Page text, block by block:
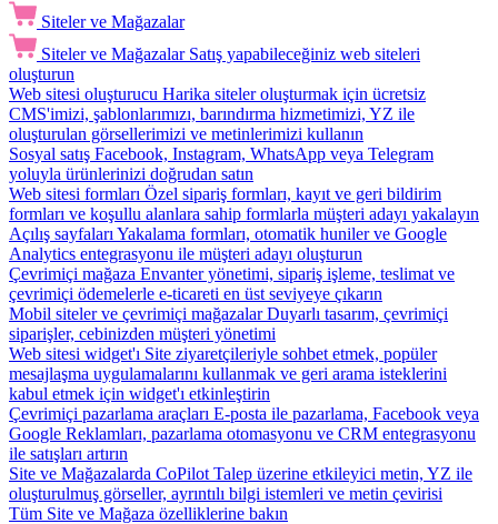
Siteler ve Mağazalar
Siteler ve Mağazalar Satış yapabileceğiniz web siteleri
oluşturun
Web sitesi oluşturucu Harika siteler oluşturmak için ücretsiz
CMS'imizi, şablonlarımızı, barındırma hizmetimizi, YZ ile
oluşturulan görsellerimizi ve metinlerimizi kullanın
Sosyal satış Facebook, Instagram, WhatsApp veya Telegram
yoluyla ürünlerinizi doğrudan satın
Web sitesi formları Özel sipariş formları, kayıt ve geri bildirim
formları ve koşullu alanlara sahip formlarla müşteri adayı yakalayın
Açılış sayfaları Yakalama formları, otomatik huniler ve Google
Analytics entegrasyonu ile müşteri adayı oluşturun
Çevrimiçi mağaza Envanter yönetimi, sipariş işleme, teslimat ve
çevrimiçi ödemelerle e-ticareti en üst seviyeye çıkarın
Mobil siteler ve çevrimiçi mağazalar Duyarlı tasarım, çevrimiçi
siparişler, cebinizden müşteri yönetimi
Web sitesi widget'ı Site ziyaretçileriyle sohbet etmek, popüler
mesajlaşma uygulamalarını kullanmak ve geri arama isteklerini
kabul etmek için widget'ı etkinleştirin
Çevrimiçi pazarlama araçları E-posta ile pazarlama, Facebook veya
Google Reklamları, pazarlama otomasyonu ve CRM entegrasyonu
ile satışları artırın
Site ve Mağazalarda CoPilot Talep üzerine etkileyici metin, YZ ile
oluşturulmuş görseller, ayrıntılı bilgi istemleri ve metin çevirisi
Tüm Site ve Mağaza özelliklerine bakın